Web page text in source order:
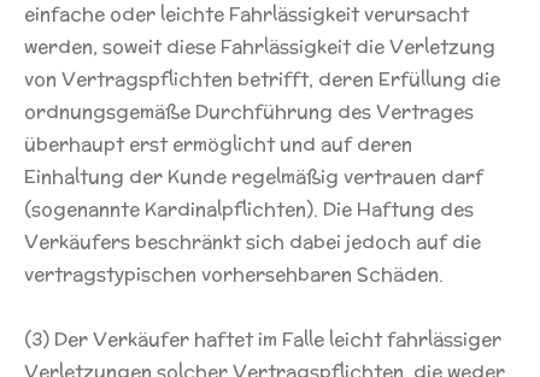
einfache oder leichte Fahrlässigkeit verursacht
werden, soweit diese Fahrlässigkeit die Verletzung
von Vertragspflichten betrifft, deren Erfüllung die
ordnungsgemäße Durchführung des Vertrages
überhaupt erst ermöglicht und auf deren
Einhaltung der Kunde regelmäßig vertrauen darf
(sogenannte Kardinalpflichten). Die Haftung des
Verkäufers beschränkt sich dabei jedoch auf die
vertragstypischen vorhersehbaren Schäden.
(3) Der Verkäufer haftet im Falle leicht fahrlässiger
Verletzungen solcher Vertragspflichten, die weder